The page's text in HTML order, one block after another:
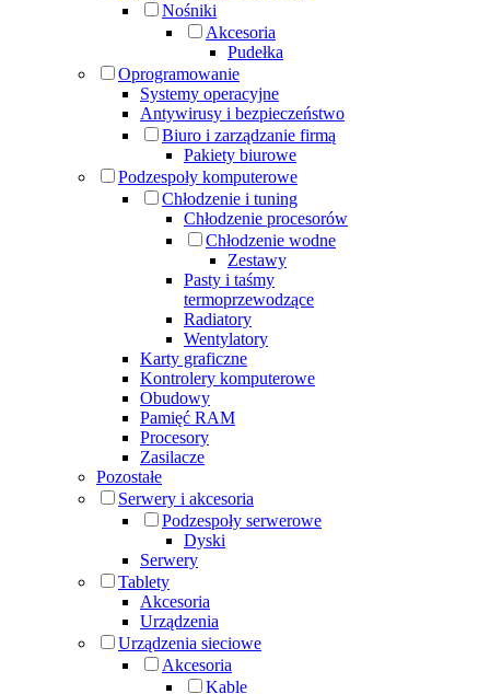
Nośniki
Akcesoria
Pudełka
Oprogramowanie
Systemy operacyjne
Antywirusy i bezpieczeństwo
Biuro i zarządzanie firmą
Pakiety biurowe
Podzespoły komputerowe
Chłodzenie i tuning
Chłodzenie procesorów
Chłodzenie wodne
Zestawy
Pasty i taśmy
termoprzewodzące
Radiatory
Wentylatory
Karty graficzne
Kontrolery komputerowe
Obudowy
Pamięć RAM
Procesory
Zasilacze
Pozostałe
Serwery i akcesoria
Podzespoły serwerowe
Dyski
Serwery
Tablety
Akcesoria
Urządzenia
Urządzenia sieciowe
Akcesoria
Kable